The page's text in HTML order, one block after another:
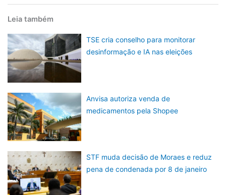
Leia também
TSE cria conselho para monitorar
desinformação e IA nas eleições
Anvisa autoriza venda de
medicamentos pela Shopee
STF muda decisão de Moraes e reduz
pena de condenada por 8 de janeiro